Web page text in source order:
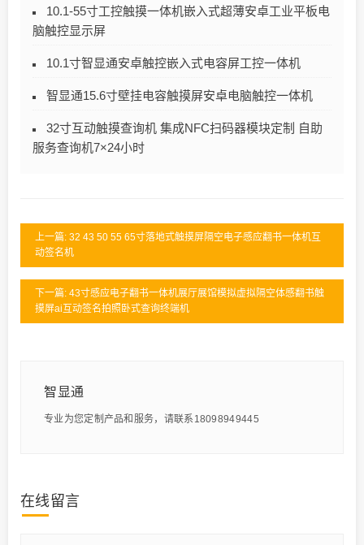
10.1-55寸工控触摸一体机嵌入式超薄安卓工业平板电
脑触控显示屏
10.1寸智显通安卓触控嵌入式电容屏工控一体机
智显通15.6寸壁挂电容触摸屏安卓电脑触控一体机
32寸互动触摸查询机 集成NFC扫码器模块定制 自助
服务查询机7×24小时
上一篇: 32 43 50 55 65寸落地式触摸屏隔空电子感应翻书一体机互
动签名机
下一篇: 43寸感应电子翻书一体机展厅展馆模拟虚拟隔空体感翻书触
摸屏ai互动签名拍照卧式查询终端机
智显通
专业为您定制产品和服务，请联系18098949445
在线留言